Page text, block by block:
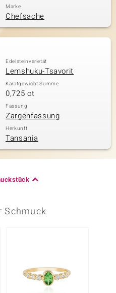
Marke
Chefsache
Edelsteinvarietät
Lemshuku-Tsavorit
Karatgewicht Summe
0,725 ct
Fassung
Zargenfassung
Herkunft
Tansania
Schmuck